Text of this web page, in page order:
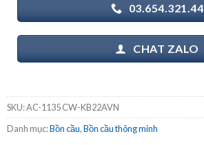
03.654.321.44
CHAT ZALO
SKU:AC-1135 CW-KB22AVN
Danh mục:Bồn cầu,Bồn cầu thông minh